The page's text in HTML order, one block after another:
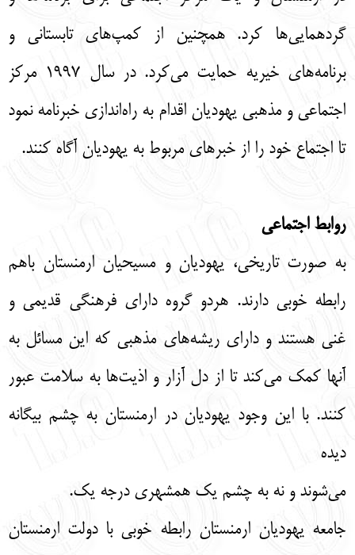
گردهمایی‌ها کرد. همچنین از کمپ‌های تابستانی و
برنامه‌های خیریه حمایت می‌کرد. در سال 1997 مرکز
اجتماعی و مذهبی یهودیان اقدام به راه‌اندازی خبرنامه نمود
تا اجتماع خود را از خبرهای مربوط به یهودیان آگاه کنند.
روابط اجتماعی
به صورت تاریخی، یهودیان و مسیحیان ارمنستان باهم
رابطه خوبی دارند. هردو گروه دارای فرهنگی قدیمی و
غنی هستند و دارای ریشه‌های مذهبی که این مسائل به
آنها کمک می‌کند تا از دل آزار و اذیت‌ها به سلامت عبور
کنند. با این وجود یهودیان در ارمنستان به چشم بیگانه
دیده
می‌شوند و نه به چشم یک همشهری درجه یک.
جامعه یهودیان ارمنستان رابطه خوبی با دولت ارمنستان